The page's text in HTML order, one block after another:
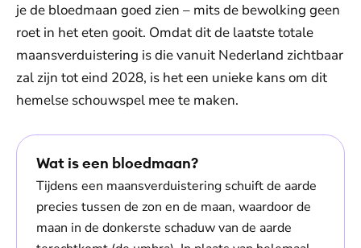
je de bloedmaan goed zien – mits de bewolking geen
roet in het eten gooit. Omdat dit de laatste totale
maansverduistering is die vanuit Nederland zichtbaar
zal zijn tot eind 2028, is het een unieke kans om dit
hemelse schouwspel mee te maken.
Wat is een bloedmaan?
Tijdens een maansverduistering schuift de aarde
precies tussen de zon en de maan, waardoor de
maan in de donkerste schaduw van de aarde